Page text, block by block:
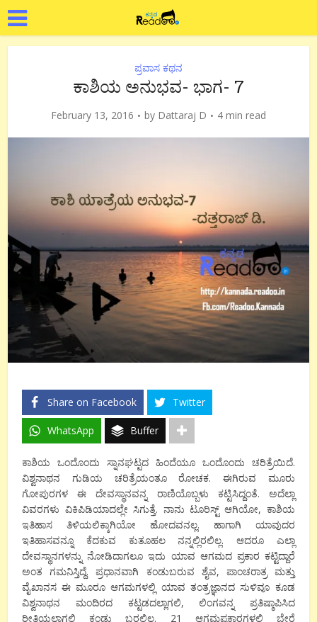
ಪ್ರವಾಸ ಕಥನ
ಕಾಶಿಯ ಅನುಭವ- ಭಾಗ- 7
February 13, 2016 by Dattaraj D 4 min read
Share on Facebook Twitter
WhatsApp Buffer
ಕಾಶಿಯ ಒಂದೊಂದು ಸ್ನಾನಘಟ್ಟದ ಹಿಂದೆಯೂ ಒಂದೊಂದು ಚರಿತ್ರೆಯಿದೆ.
ವಿಶ್ವನಾಥನ ಗುಡಿಯ ಚರಿತ್ರೆಯಂತೂ ರೋಚಕ. ಈಗಿರುವ ಮೂರು
ಗೋಪುರಗಳ ಈ ದೇವಸ್ಥಾನವನ್ನ ರಾಣಿಯೊಬ್ಬಳು ಕಟ್ಟಿಸಿದ್ದಂತೆ. ಅದೆಲ್ಲಾ
ವಿವರಗಳು ವಿಕಿಪಿಡಿಯಾದಲ್ಲೇ ಸಿಗುತ್ತೆ. ನಾನು ಟೂರಿಸ್ಟ್ ಆಗಿಯೋ, ಕಾಶಿಯ
ಇತಿಹಾಸ ತಿಳಿಯಲಿಕ್ಕಾಗಿಯೋ ಹೋದವನಲ್ಲ. ಹಾಗಾಗಿ ಯಾವುದರ
ಇತಿಹಾಸವನ್ನೂ ಕೆದಕುವ ಕುತೂಹಲ ನನ್ನಲ್ಲಿರಲಿಲ್ಲ. ಆದರೂ ಎಲ್ಲಾ
ದೇವಸ್ಥಾನಗಳನ್ನು ನೋಡಿದಾಗಲೂ ಇದು ಯಾವ ಆಗಮದ ಪ್ರಕಾರ ಕಟ್ಟಿದ್ದಾರೆ
ಅಂತ ಗಮನಿಸ್ತಿದ್ದೆ. ಪ್ರಧಾನವಾಗಿ ಕಂಡುಬರುವ ಶೈವ, ಪಾಂಚರಾತ್ರ ಮತ್ತು
ವೈಖಾನಸ ಈ ಮೂರೂ ಆಗಮಗಳಲ್ಲಿ ಯಾವ ತಂತ್ರಜ್ಞಾನದ ಸುಳಿವೂ ಕೂಡ
ವಿಶ್ವನಾಥನ ಮಂದಿರದ ಕಟ್ಟಡದಲ್ಲಾಗಲಿ, ಲಿಂಗವನ್ನ ಪ್ರತಿಷ್ಠಾಪಿಸಿದ
ರೀತಿಯಲ್ಲಾಗಲಿ ಕಂಡು ಬರಲಿಲ್ಲ. 21 ಆಗಮಪ್ರಕಾರಗಳಲ್ಲಿ ಬೇರೆ